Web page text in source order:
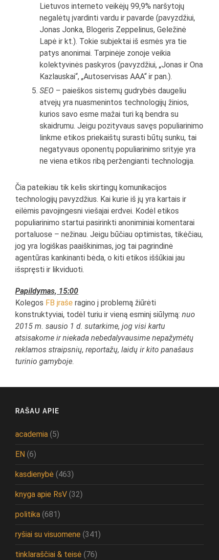
Lietuvos interneto veikėjų 99,9% naršytojų
negalėtų įvardinti vardu ir pavarde (pavyzdžiui,
Jonas Jonka, Blogeris Zeppelinus, Geležinė
Lapė ir kt.). Tokie subjektai iš esmės yra tie
patys anonimai. Tarpinėje zonoje veikia
kolektyvinės paskyros (pavyzdžiui, „Jonas ir Ona
Kazlauskai“, „Autoservisas AAA“ ir pan.).
SEO – paieškos sistemų gudrybės daugeliu
atvejų yra nuasmenintos technologijų žinios,
kurios savo esme mažai turi ką bendra su
skaidrumu. Jeigu pozityvaus savęs populiarinimo
linkme etikos priekaištų surasti būtų sunku, tai
negatyvaus oponentų populiarinimo srityje yra
ne viena etikos ribą peržengianti technologija.
Čia pateikiau tik kelis skirtingų komunikacijos
technologijų pavyzdžius. Kai kurie iš jų yra kartais ir
eilėmis pavojingesni viešajai erdvei. Kodėl etikos
populiarinimo startui pasirinkti anoniminiai komentarai
portaluose – nežinau. Jeigu būčiau optimistas, tikėčiau,
jog yra logiškas paaiškinimas, jog tai pagrindinė
agentūras kankinanti bėda, o kiti etikos iššūkiai jau
išspręsti ir likviduoti.
Papildymas, 15:00
Kolegos FB įraše ragino į problemą žiūrėti
konstruktyviai, todėl turiu ir vieną esminį siūlymą:nuo
2015 m. sausio 1 d. sutarkime, jog visi kartu
atsisakome ir niekada nebedalyvausimenepažymėtų
reklamos straipsnių, reportažų, laidų ir kito panašaus
turinio gamyboje.
RAŠAU APIE
academia (5)
EN (6)
kasdienybė (463)
knyga apie RsV (32)
politika (681)
ryšiai su visuomene (341)
tinklaraščiai & teisė (76)